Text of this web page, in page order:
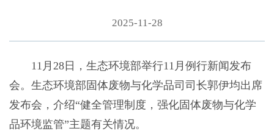
2025-11-28
11月28日，生态环境部举行11月例行新闻发布
会。生态环境部固体废物与化学品司司长郭伊均出席
发布会，介绍“健全管理制度，强化固体废物与化学
品环境监管”主题有关情况。